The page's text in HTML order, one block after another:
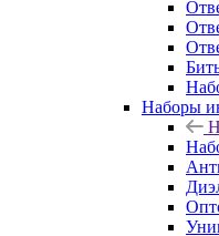
Наборы